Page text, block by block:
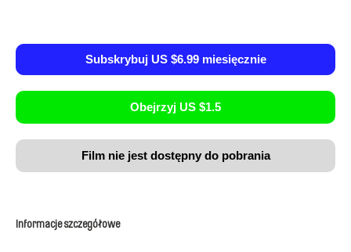
Subskrybuj US $6.99 miesięcznie
Obejrzyj US $1.5
Film nie jest dostępny do pobrania
Informacje szczegółowe